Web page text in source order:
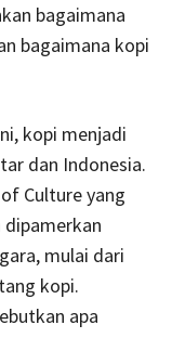
bagaimana
bagaimana kopi
kopi menjadi
dan Indonesia.
Culture yang
dipamerkan
mulai dari
kopi.
apa